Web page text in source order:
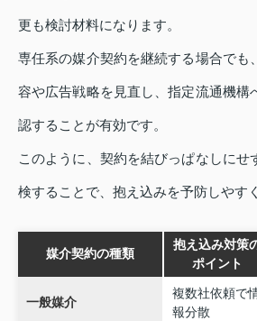
更も検討材料になります。
専任系の媒介契約を継続する場合でも
容や広告戦略を見直し、指定流通機構
認することが有効です。
このように、契約を結びっぱなしにせ
検することで、抱え込みを予防しやす
媒介契約の種類
抱え込み対策
ポイント
一般媒介
複数社依頼で
報分散